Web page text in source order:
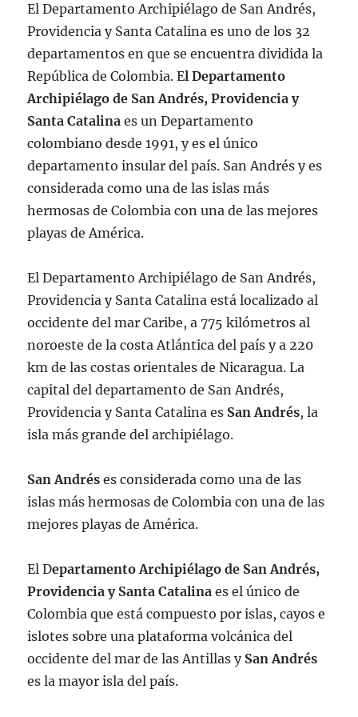
El Departamento Archipiélago de San Andrés,
Providencia y Santa Catalina es uno de los 32
departamentos en que se encuentra dividida la
República de Colombia. El Departamento
Archipiélago de San Andrés, Providencia y
Santa Catalina es un Departamento
colombiano desde 1991, y es el único
departamento insular del país. San Andrés y es
considerada como una de las islas más
hermosas de Colombia con una de las mejores
playas de América.
El Departamento Archipiélago de San Andrés,
Providencia y Santa Catalina está localizado al
occidente del mar Caribe, a 775 kilómetros al
noroeste de la costa Atlántica del país y a 220
km de las costas orientales de Nicaragua. La
capital del departamento de San Andrés,
Providencia y Santa Catalina es San Andrés, la
isla más grande del archipiélago.
San Andrés es considerada como una de las
islas más hermosas de Colombia con una de las
mejores playas de América.
El Departamento Archipiélago de San Andrés,
Providencia y Santa Catalina es el único de
Colombia que está compuesto por islas, cayos e
islotes sobre una plataforma volcánica del
occidente del mar de las Antillas y San Andrés
es la mayor isla del país.